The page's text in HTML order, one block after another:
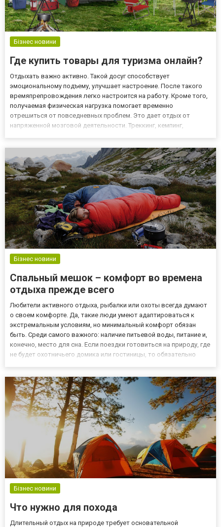
Бізнес новини
Где купить товары для туризма онлайн?
Отдыхать важно активно. Такой досуг способствует
эмоциональному подъему, улучшает настроение. После такого
времяпрепровождения легко настроится на работу. Кроме того,
получаемая физическая нагрузка помогает временно
отрешиться от повседневных проблем. Это дает отдых от
напряженной мозговой деятельности. Треккинг, кемпинг,
случая. Где купит...
Бізнес новини
Спальный мешок – комфорт во времена
отдыха прежде всего
Любители активного отдыха, рыбалки или охоты всегда думают
о своем комфорте. Да, такие люди умеют адаптироваться к
экстремальным условиям, но минимальный комфорт обязан
быть. Среди самого важного: наличие питьевой воды, питание и,
конечно, место для сна. Если поездки готовиться на природу, где
не будет охотничьего домика или гостиницы, то обязательно
Бізнес новини
Что нужно для похода
Длительный отдых на природе требует основательной